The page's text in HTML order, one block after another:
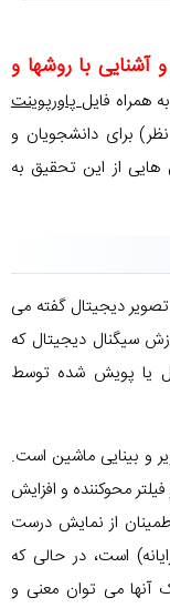
آشنایی با روشها و
همراه فایلپاورپوینت
برای دانشجویان و
از این تحقیق به
دیجیتال گفته می
سیگنال دیجیتال که
یا پویش شده توسط
و بینایی ماشین است.
محوکننده و افزایش
از نمایش درست
است، در حالی که
آنها می توان معنی و